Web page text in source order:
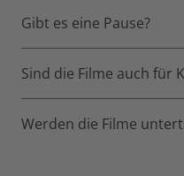
Gibt es eine Pause?
Sind die Filme auch für
Werden die Filme